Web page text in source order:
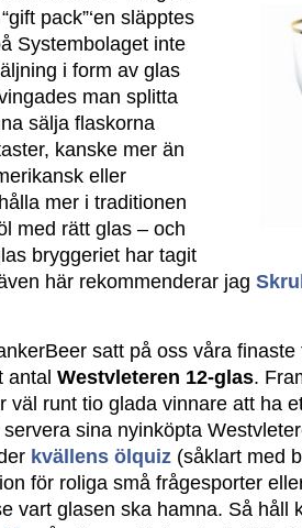
pack”‘en släpptes
Systembolaget inte
i form av glas
man splitta
sälja flaskorna
kanske mer än
eller
mer i traditionen
med rätt glas – och
bryggeriet har tagit
här rekommenderar jag
satt på oss våra
antal Westvleteren 12-glas.
väl runt tio glada vinnare att ha
sina nyinköpta
kvällens ölquiz (såklart med
för roliga små frågesporter
vart glasen ska hamna. Så håll